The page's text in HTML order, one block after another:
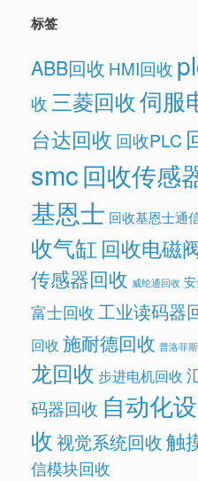
标签
ABB回收 HMI回收
收三菱回收伺服
台达回收 回收PLC
smc回收传感
基恩士 回收基恩士通
收气缸 回收电磁
传感器回收 威纶通回收
富士回收工业读码器
回收 施耐德回收 普洛菲
龙回收 步进电机回收
码器回收 自动化
收视觉系统回收触
信模块回收